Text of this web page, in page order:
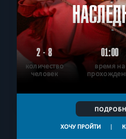
2 - 8
количество
человек
01:00
время на
ХОЧУ ПРОЙТИ |